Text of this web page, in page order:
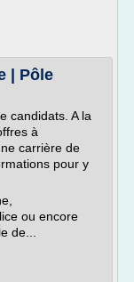
| Pôle
candidats. A la
à
carrière de
pour y
ou encore
de...